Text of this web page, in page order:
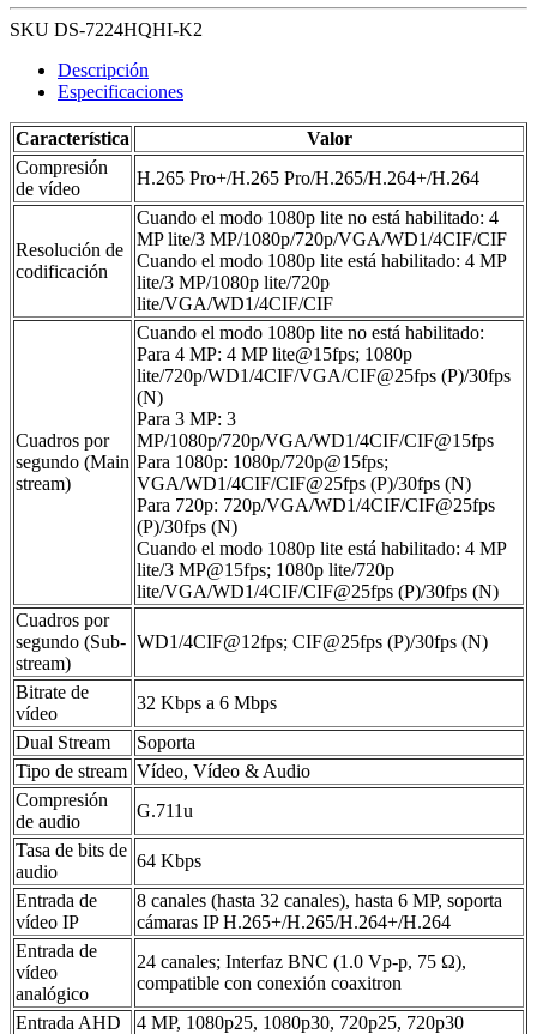
SKU DS-7224HQHI-K2
Descripción
Especificaciones
Característica
Valor
Compresión
de vídeo
H.265 Pro+/H.265 Pro/H.265/H.264+/H.264
Resolución de
codificación
Cuando el modo 1080p lite no está habilitado: 4
MP lite/3 MP/1080p/720p/VGA/WD1/4CIF/CIF
Cuando el modo 1080p lite está habilitado: 4 MP
lite/3 MP/1080p lite/720p
lite/VGA/WD1/4CIF/CIF
Cuadros por
segundo (Main
stream)
Cuando el modo 1080p lite no está habilitado:
Para 4 MP: 4 MP lite@15fps; 1080p
lite/720p/WD1/4CIF/VGA/CIF@25fps (P)/30fps
(N)
Para 3 MP: 3
MP/1080p/720p/VGA/WD1/4CIF/CIF@15fps
Para 1080p: 1080p/720p@15fps;
VGA/WD1/4CIF/CIF@25fps (P)/30fps (N)
Para 720p: 720p/VGA/WD1/4CIF/CIF@25fps
(P)/30fps (N)
Cuando el modo 1080p lite está habilitado: 4 MP
lite/3 MP@15fps; 1080p lite/720p
lite/VGA/WD1/4CIF/CIF@25fps (P)/30fps (N)
Cuadros por
segundo (Sub-
stream)
WD1/4CIF@12fps; CIF@25fps (P)/30fps (N)
Bitrate de
vídeo
32 Kbps a 6 Mbps
Dual Stream
Soporta
Tipo de stream Vídeo, Vídeo & Audio
Compresión
de audio
G.711u
Tasa de bits de
audio
64 Kbps
Entrada de
vídeo IP
8 canales (hasta 32 canales), hasta 6 MP, soporta
cámaras IP H.265+/H.265/H.264+/H.264
Entrada de
vídeo
analógico
24 canales; Interfaz BNC (1.0 Vp-p, 75 Ω),
compatible con conexión coaxitron
Entrada AHD
4 MP, 1080p25, 1080p30, 720p25, 720p30